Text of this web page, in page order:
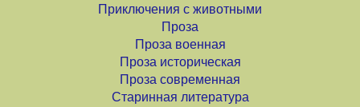
Приключения с животными
Проза
Проза военная
Проза историческая
Проза современная
Старинная литература